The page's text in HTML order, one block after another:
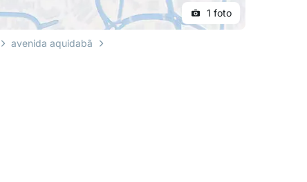
1 foto
avenida aquidabã